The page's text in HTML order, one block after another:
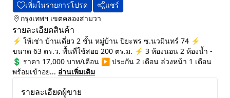
เพิ่มในรายการโปรด
แชร์
กรุงเทพฯ เขตคลองสามวา
รายละเอียดสินค้า
⚡ ให้เช่า บ้านเดี่ยว 2 ชั้น หมู่บ้าน ปิยะพร ซ.นวมินทร์ 74 ⚡
ขนาด 63 ตร.ว. พื้นที่ใช้สอย 200 ตร.ม. ⚡ 3 ห้องนอน 2 ห้องน้ำ -
💲 ราคา 17,000 บาท/เดือน ▶️ ประกัน 2 เดือน ล่วงหน้า 1 เดือน
พร้อมเข้าอย... อ่านเพิ่มเติม
รายละเอียดผู้ขาย